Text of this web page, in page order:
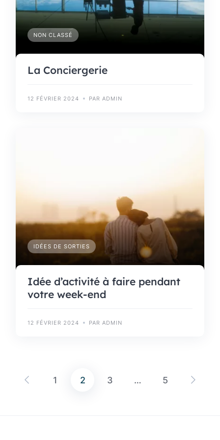
NON CLASSÉ
La Conciergerie
12 FÉVRIER 2024 PAR ADMIN
IDÉES DE SORTIES
Idée d’activité à faire pendant
votre week-end
12 FÉVRIER 2024 PAR ADMIN
Pagination
1 2 3 … 5